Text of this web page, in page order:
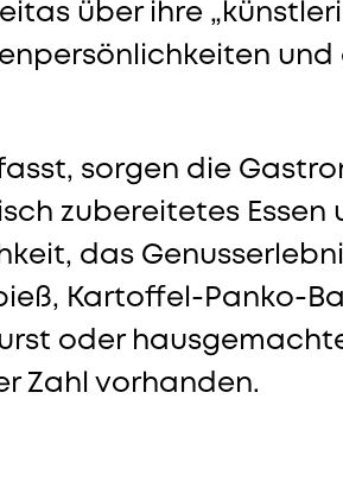
über ihre
und
sorgen die
zubereitetes Essen
das
Kartoffel-Panko-
oder
Zahl vorhanden.